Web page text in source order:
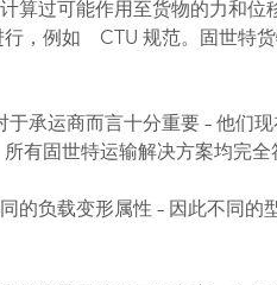
算过可能作用至货物的力和位
，例如 CTU 规范。固世特货
于承运商而言十分重要 – 他们
有固世特运输解决方案均完全
的负载变形属性 – 因此不同的